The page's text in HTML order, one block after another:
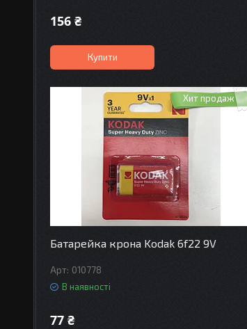
156 ₴
Купити
Хит продаж
Батарейка крона Kodak 6f22 9V
010778
В наявності
77 ₴